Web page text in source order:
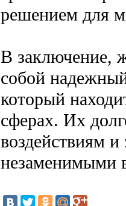
решением для
В заключение,
собой
который
сферах. Их
воздействиям
незаменимыми